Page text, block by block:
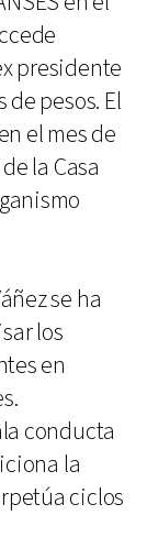
presidente
pesos. El
el mes de
la Casa
se ha
los
en
conducta
la
ciclos